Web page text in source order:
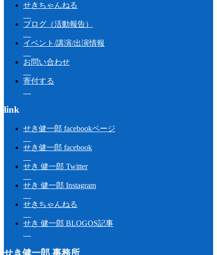
せきちゃんねる
ブログ（活動報告）
イベント/講演/出演情報
お問い合わせ
寄付する
link
せき健一郎 facebookページ
せき健一郎 facebook
せき 健一郎 Twitter
せき 健一郎 Instagram
せきちゃんねる
せき 健一郎 BLOGOS記事
せき健一郎 事務所